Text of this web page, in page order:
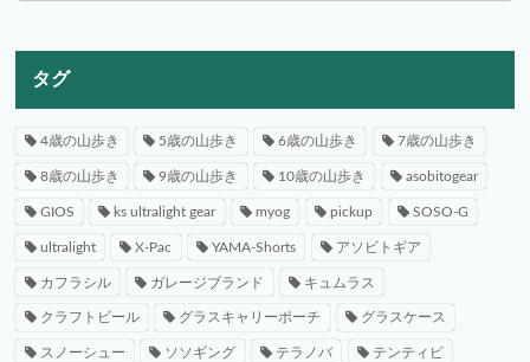
タグ
4歳の山歩き 5歳の山歩き 6歳の山歩き 7歳の山歩き
8歳の山歩き 9歳の山歩き 10歳の山歩き asobitogear
GIOS ks ultralight gear myog pickup SOSO-G
ultralight X-Pac YAMA-Shorts アソビトギア
カフラシル ガレージブランド キュムラス
クラフトビール グラスキャリーポーチ グラスケース
スノーシュー ソソギング テラノバ テンティピ